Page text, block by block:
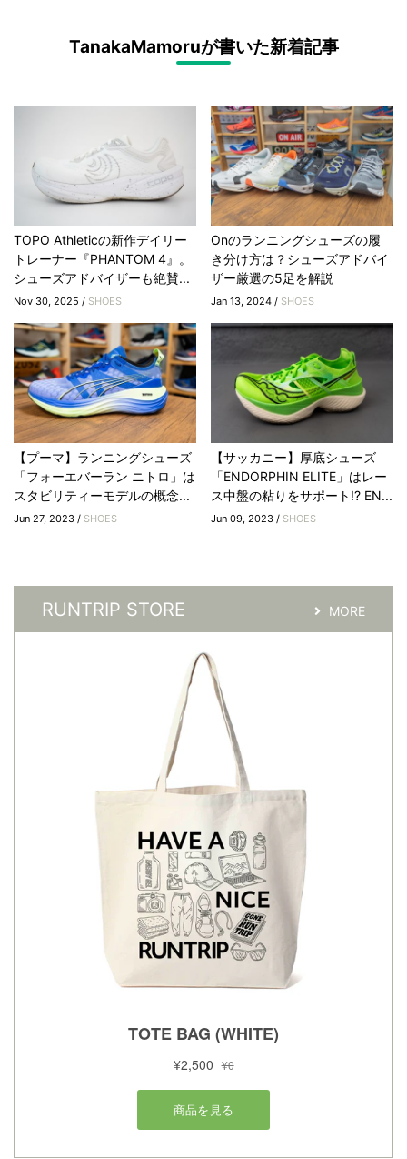
TanakaMamoruが書いた新着記事
TOPO Athleticの新作デイリー
トレーナー『PHANTOM 4』。
シューズアドバイザーも絶賛...
Nov 30, 2025 / SHOES
Onのランニングシューズの履
き分け方は？シューズアドバイ
ザー厳選の5足を解説
Jan 13, 2024 / SHOES
【プーマ】ランニングシューズ
「フォーエバーラン ニトロ」は
スタビリティーモデルの概念...
Jun 27, 2023 / SHOES
【サッカニー】厚底シューズ
「ENDORPHIN ELITE」はレー
ス中盤の粘りをサポート!? EN...
Jun 09, 2023 / SHOES
RUNTRIP STORE MORE